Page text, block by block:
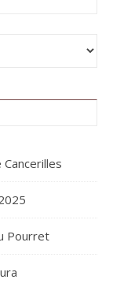
Pourret